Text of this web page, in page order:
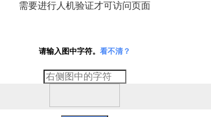
需要进行人机验证才可访问页面
请输入图中字符。 看不清？